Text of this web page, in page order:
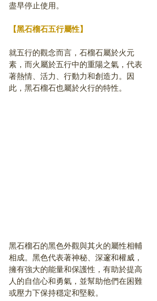
盡早停止使用。
【黑石榴石五行屬性】
就五行的觀念而言，石榴石屬於火元
素，而火屬於五行中的重陽之氣，代表
著熱情、活力、行動力和創造力。因
此，黑石榴石也屬於火行的特性。
黑石榴石的黑色外觀與其火的屬性相輔
相成。黑色代表著神秘、深邃和權威，
擁有強大的能量和保護性，有助於提高
人的自信心和勇氣，並幫助他們在困難
或壓力下保持穩定和堅毅。